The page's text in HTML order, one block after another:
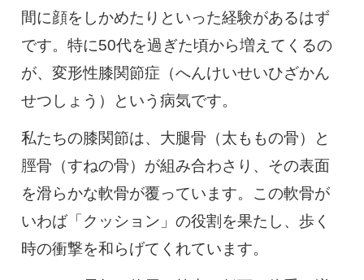
間に顔をしかめたりといった経験があるはず
です。特に50代を過ぎた頃から増えてくるの
が、変形性膝関節症（へんけいせいひざかん
せつしょう）という病気です。
私たちの膝関節は、大腿骨（太ももの骨）と
脛骨（すねの骨）が組み合わさり、その表面
を滑らかな軟骨が覆っています。この軟骨が
いわば「クッション」の役割を果たし、歩く
時の衝撃を和らげてくれています。